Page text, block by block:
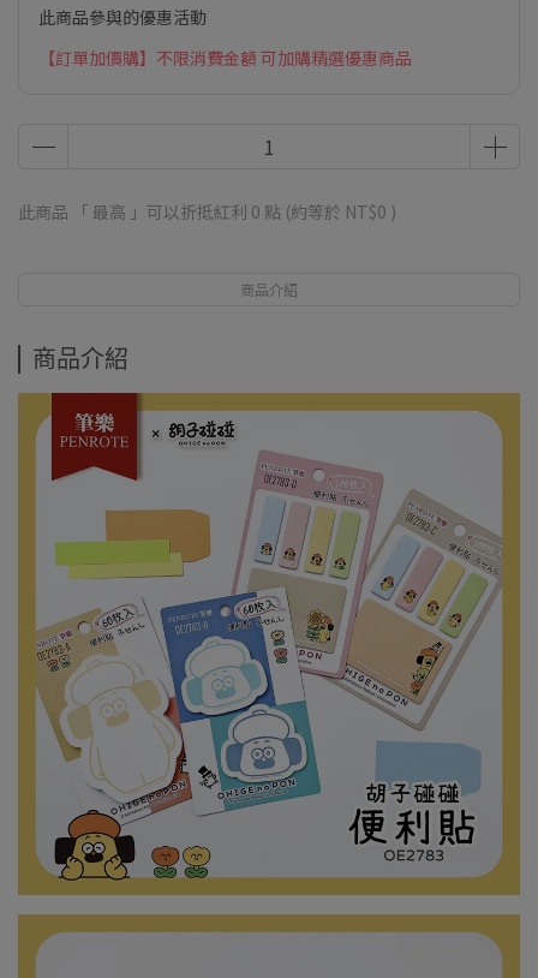
此商品參與的優惠活動
【訂單加價購】不限消費金額 可加購精選優惠商品
此商品 「 最高 」可以折抵紅利 0 點 (約等於 NT$0 )
商品介紹
商品介紹